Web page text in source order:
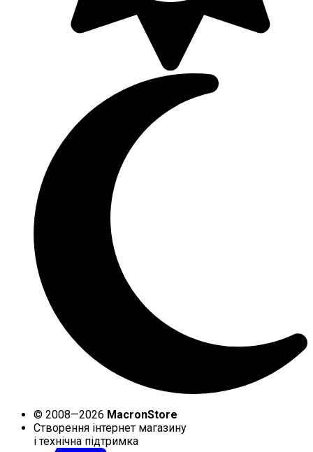
© 2008—2026 MacronStore
Створення інтернет магазину
і технічна підтримка